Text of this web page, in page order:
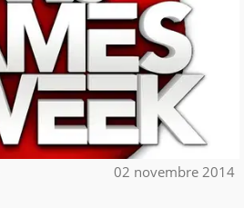
02 novembre 2014